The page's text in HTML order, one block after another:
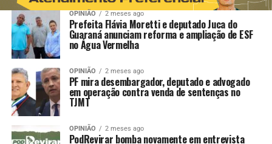
OPINIÃO 2 meses ago
Prefeita Flávia Moretti e deputado Juca do
Guaraná anunciam reforma e ampliação de ESF
no Água Vermelha
OPINIÃO 2 meses ago
PF mira desembargador, deputado e advogado
em operação contra venda de sentenças no
TJMT
OPINIÃO 2 meses ago
PodRevirar bomba novamente em entrevista